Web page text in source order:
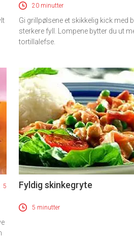
20 minutter
Gi grillpølsene et skikkelig kick med
sterkere fyll. Lompene bytter du ut
tortillalefse.
5 Fyldig skinkegryte
5 minutter